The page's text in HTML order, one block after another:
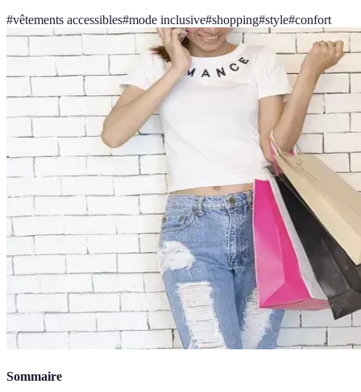
#vêtements accessibles#mode inclusive#shopping#style#confort
Sommaire